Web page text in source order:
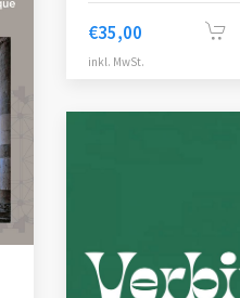
€35,00
inkl. MwSt.